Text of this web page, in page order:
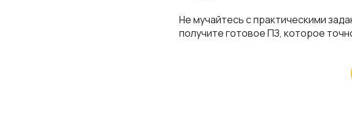
Не мучайтесь с практическими
получите готовое ПЗ, которое